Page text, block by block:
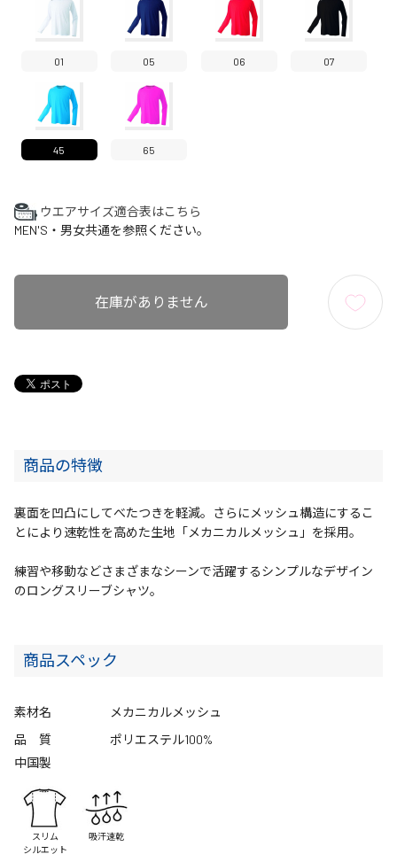
01 05 06 07
45 65
ウエアサイズ適合表はこちら
MEN'S・男女共通を参照ください。
在庫がありません
商品の特徴
裏面を凹凸にしてべたつきを軽減。さらにメッシュ構造にするこ
とにより速乾性を高めた生地「メカニカルメッシュ」を採用。
練習や移動などさまざまなシーンで活躍するシンプルなデザイン
のロングスリーブシャツ。
商品スペック
素材名
メカニカルメッシュ
品 質
ポリエステル100%
中国製
スリム
シルエット
吸汗速乾